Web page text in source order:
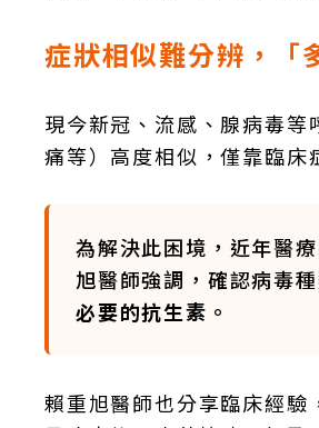
症狀相似難分辨，「
現今新冠、流感、腺病毒
痛等）高度相似，僅靠臨床
為解決此困境，近年醫
旭醫師強調，確認病毒
必要的抗生素。
賴重旭醫師也分享臨床經驗